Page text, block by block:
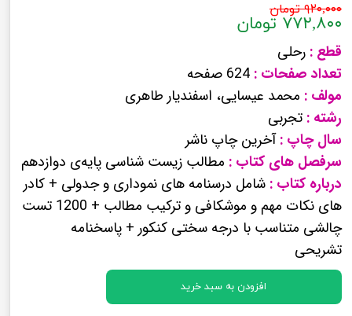
۹۲۰,۰۰۰ تومان
۷۷۲,۸۰۰ تومان
قطع : رحلی
تعداد صفحات : 624 صفحه
مولف : محمد عیسایی، اسفندیار طاهری
رشته : تجربی
سال چاپ :آخرین چاپ ناشر
سرفصل های کتاب : مطالب زیست شناسی پایه‌ی دوازدهم
درباره کتاب : شامل درسنامه های نموداری و جدولی + کادر
های نکات مهم و موشکافی و ترکیب مطالب + 1200 تست
چالشی متناسب با درجه سختی کنکور + پاسخنامه
تشریحی
افزودن به سبد خرید